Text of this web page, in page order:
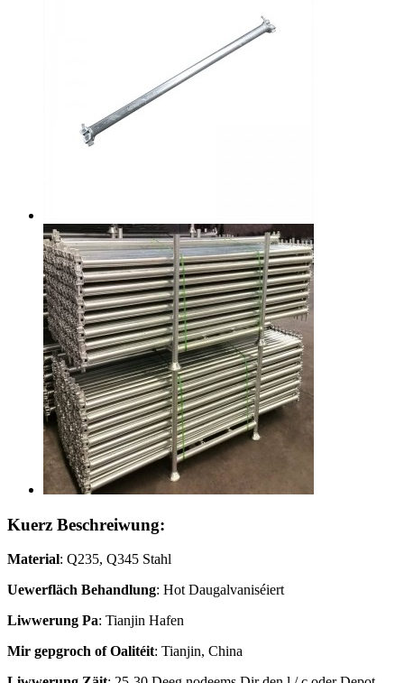
Kuerz Beschreiwung:
Material: Q235, Q345 Stahl
Uewerfläch Behandlung: Hot Daugalvaniséiert
Liwwerung Pa: Tianjin Hafen
Mir gepgroch of Oalitéit: Tianjin, China